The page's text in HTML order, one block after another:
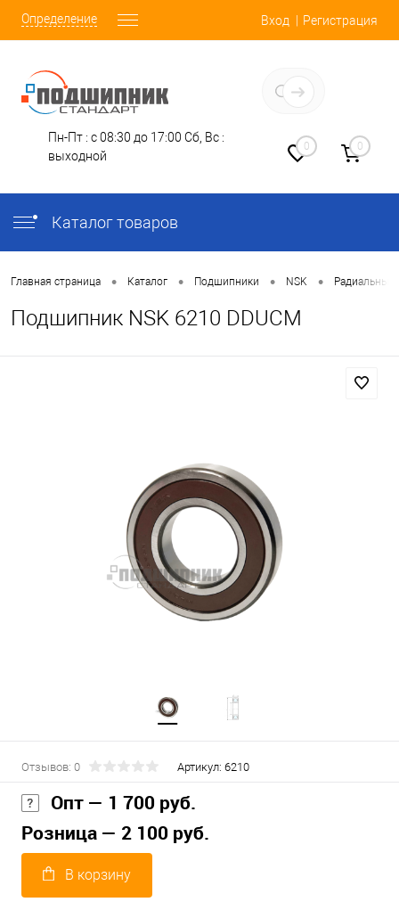
Определение Вход Регистрация
Пн-Пт : с 08:30 до 17:00 Сб, Вс :
выходной
0 0
Каталог товаров
Главная страница • Каталог • Подшипники • NSK •
Подшипник NSK 6210 DDUCM
Отзывов: 0 Артикул: 6210
Опт — 1 700 руб.
Розница — 2 100 руб.
В корзину